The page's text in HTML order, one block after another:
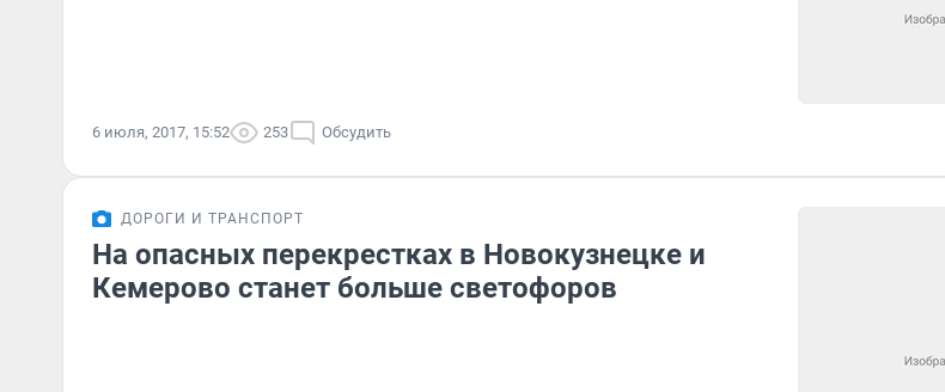
6 июля, 2017, 15:52 253 Обсудить
ДОРОГИ И ТРАНСПОРТ
На опасных перекрестках в Новокузнецке и
Кемерово станет больше светофоров